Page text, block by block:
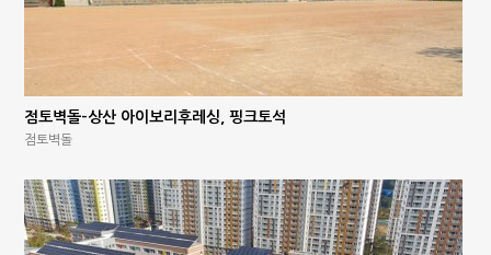
점토벽돌-상산 아이보리후레싱, 핑크토석
점토벽돌